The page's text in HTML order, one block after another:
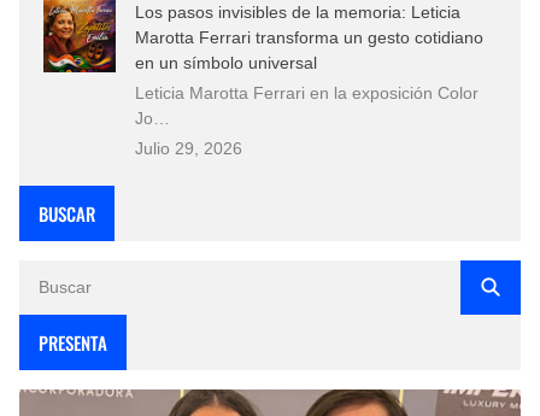
Los pasos invisibles de la memoria: Leticia
Marotta Ferrari transforma un gesto cotidiano
en un símbolo universal
Leticia Marotta Ferrari en la exposición Color
Jo…
Julio 29, 2026
BUSCAR
PRESENTA